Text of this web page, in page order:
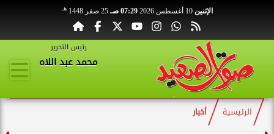
الإثنين 10 أغسطس 2026 07:29 صـ 25 صفر 1448 هـ
رئيس التحرير
محمد عبد اللاه
الرئيسية أخبار